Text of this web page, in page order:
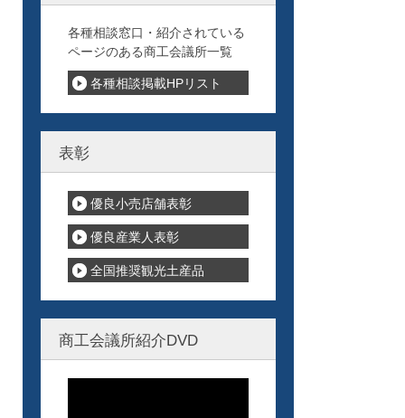
各種相談窓口・紹介されている
ページのある商工会議所一覧
各種相談掲載HPリスト
表彰
優良小売店舗表彰
優良産業人表彰
全国推奨観光土産品
商工会議所紹介DVD